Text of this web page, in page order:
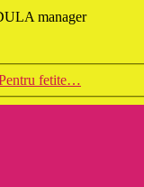
manager
fetite…